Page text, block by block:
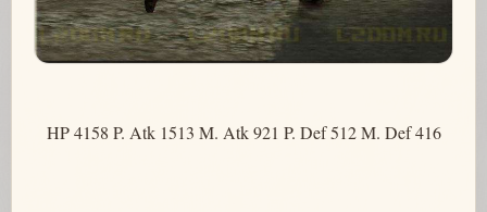
HP 4158 P. Atk 1513 M. Atk 921 P. Def 512 M. Def 416